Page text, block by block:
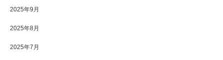
2025年9月
2025年8月
2025年7月